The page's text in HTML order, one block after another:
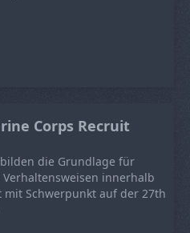
Corps Recruit
die Grundlage für
innerhalb
Schwerpunkt auf der 27th